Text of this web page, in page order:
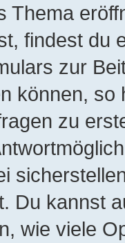
Thema
findest du
zur
können,
zu
Du kannst
wie viele